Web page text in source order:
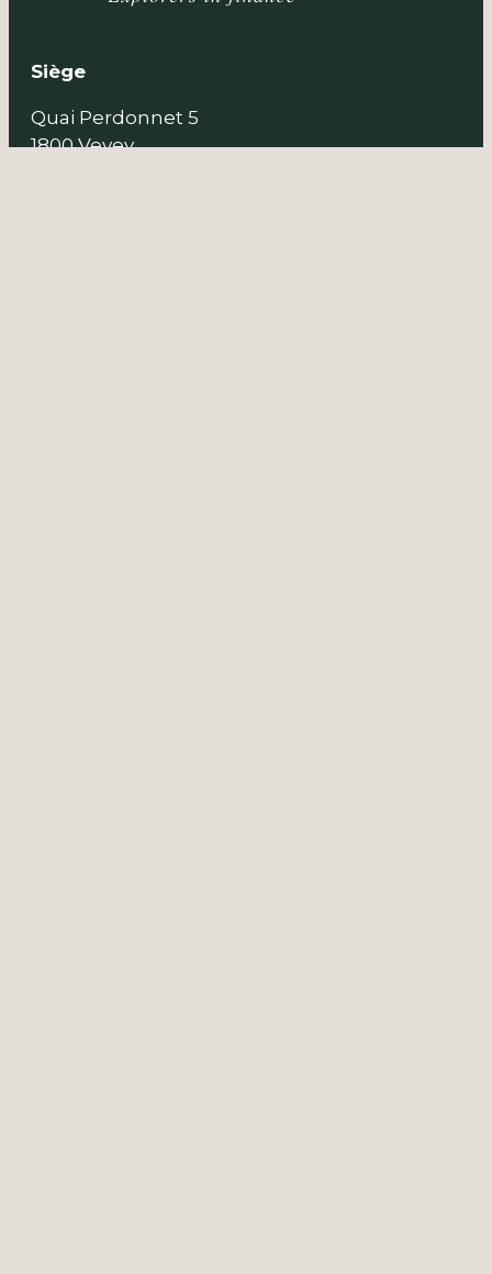
Siège
Quai Perdonnet 5
1800 Vevey